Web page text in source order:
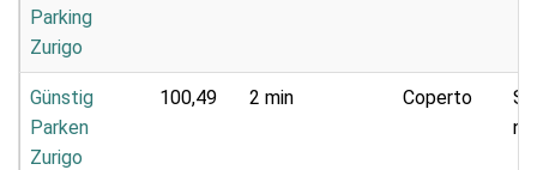
Parking
Zurigo
Günstig
Parken
Zurigo
100,49 2 min Coperto